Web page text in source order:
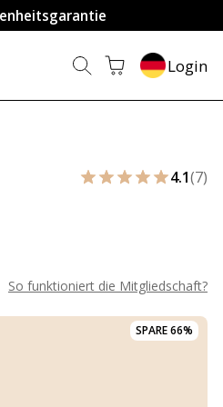
Login
4.1(7)
So funktioniert die Mitgliedschaft?
SPARE 66%